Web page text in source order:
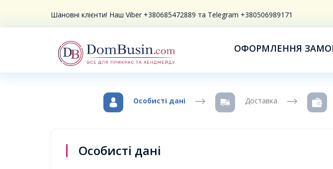
Шановні клієнти! Наш Viber +380685472889 та Telegram +380506989171
ОФОРМЛЕННЯ
Особисті дані Доставка
Особисті дані